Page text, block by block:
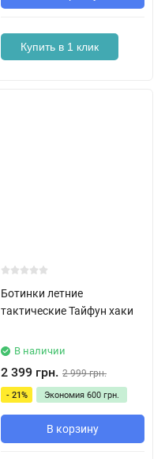
Купить в 1 клик
Ботинки летние
тактические Тайфун хаки
В наличии
2 399 грн. 2 999 грн.
- 21% Экономия 600 грн.
В корзину